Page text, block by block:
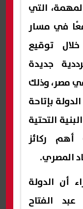
التي
في مسار
توقيع
جديدة
مصر، وذلك
بإتاحة
التحتية
أهم ركائز
المصري.
أن الدولة
عبد الفتاح